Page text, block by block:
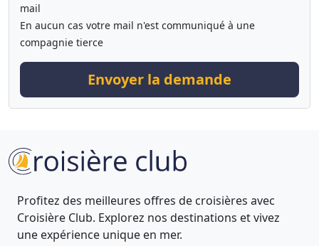
mail
En aucun cas votre mail n'est communiqué à une
compagnie tierce
Envoyer la demande
Profitez des meilleures offres de croisières avec
Croisière Club. Explorez nos destinations et vivez
une expérience unique en mer.